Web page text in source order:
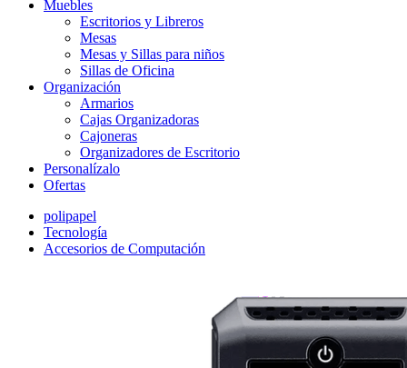
Muebles
Escritorios y Libreros
Mesas
Mesas y Sillas para niños
Sillas de Oficina
Organización
Armarios
Cajas Organizadoras
Cajoneras
Organizadores de Escritorio
Personalízalo
Ofertas
polipapel
Tecnología
Accesorios de Computación